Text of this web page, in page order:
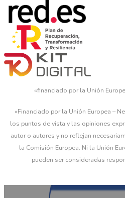
«financiado por la Unión
«Financiado por la Unión Europea –
los puntos de vista y las opiniones
autor o autores y no reflejan
la Comisión Europea. Ni la Unión
pueden ser consideradas